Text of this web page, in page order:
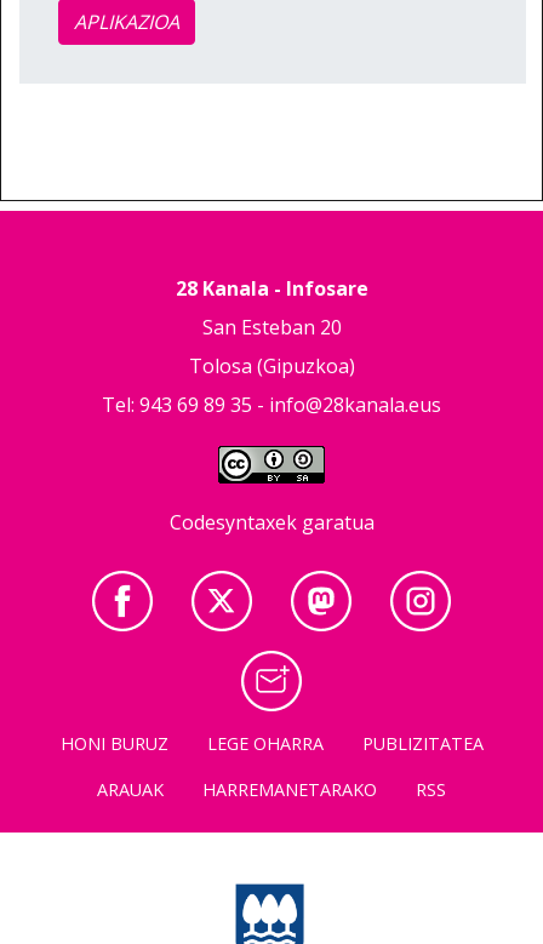
APLIKAZIOA
28 Kanala - Infosare
San Esteban 20
Tolosa (Gipuzkoa)
Tel: 943 69 89 35 - info@28kanala.eus
Codesyntaxek garatua
HONI BURUZ LEGE OHARRA
PUBLIZITATEA
ARAUAK
HARREMANETARAKO RSS